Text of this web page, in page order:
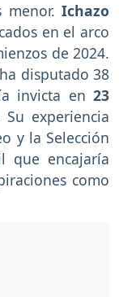
menor. Ichazo
en el arco
de 2024.
disputado 38
invicta en 23
experiencia
y la Selección
que encajaría
como